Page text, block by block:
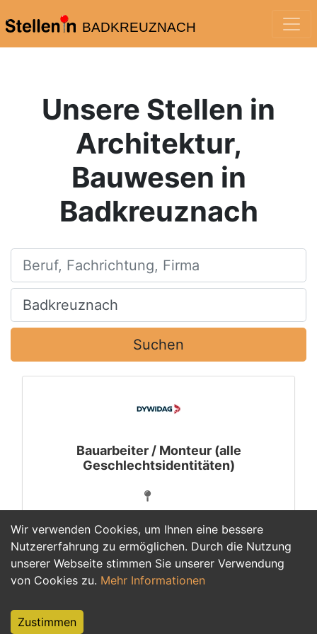
BADKREUZNACH
Wir verwenden Cookies, um Ihnen eine bessere
Nutzererfahrung zu ermöglichen. Durch die Nutzung
unserer Webseite stimmen Sie unserer Verwendung
von Cookies zu. Mehr Informationen
Zustimmen
Unsere Stellen in
Architektur,
Bauwesen in
Badkreuznach
Beruf, Fachrichtung, Firma
Ort, Stadt
Suchen
Bauarbeiter / Monteur (alle
Geschlechtsidentitäten)
1